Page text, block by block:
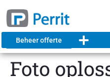
Beheer offerte
Foto